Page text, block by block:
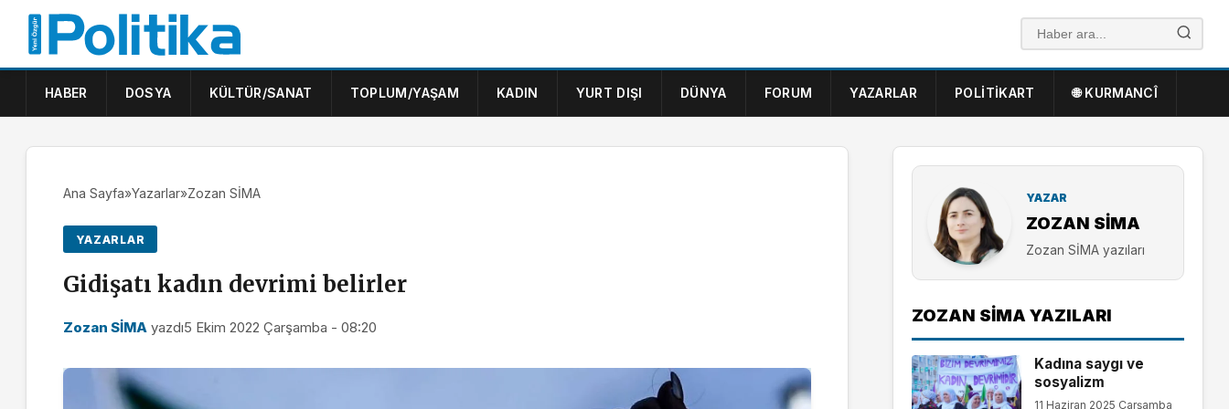
HABER DOSYA KÜLTÜR/SANAT TOPLUM/YAŞAM KADIN YURT DIŞI DÜNYA FORUM YAZARLAR POLITIKART 🌐 KURMANCÎ
Ana Sayfa»Yazarlar»Zozan SİMA
YAZARLAR
Gidişatı kadın devrimi belirler
Zozan SİMA yazdı5 Ekim 2022 Çarşamba - 08:20
YAZAR
ZOZAN SİMA
Zozan SİMA yazıları
ZOZAN SİMA YAZILARI
Kadına saygı ve
sosyalizm
11 Haziran 2025 Çarşamba